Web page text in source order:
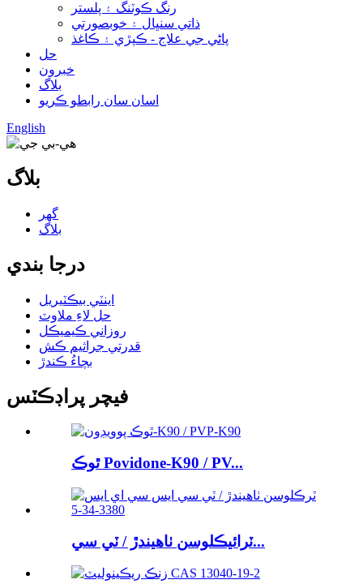
رنگ ڪوٽنگ ۽ پلستر
ذاتي سنڀال ۽ خوبصورتي
پاڻي جي علاج - ڪپڙي ۽ ڪاغذ
حل
خبرون
بلاگ
اسان سان رابطو ڪريو
English
بلاگ
گھر
بلاگ
درجا بندي
اينٽي بيڪٽيريل
حل لاءِ ملاوٽ
روزاني ڪيميڪل
قدرتي جراثيم ڪش
بچاءُ ڪندڙ
فيچر پراڊڪٽس
ٿوڪ Povidone-K90 / PV...
ٽرائيڪلوسن ٺاهيندڙ / ٽي سي...